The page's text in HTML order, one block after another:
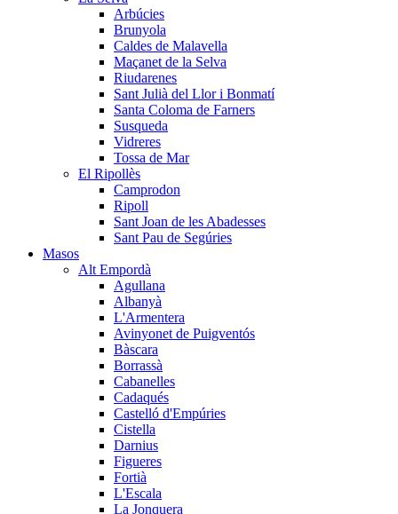
Arbúcies
Brunyola
Caldes de Malavella
Maçanet de la Selva
Riudarenes
Sant Julià del Llor i Bonmatí
Santa Coloma de Farners
Susqueda
Vidreres
Tossa de Mar
El Ripollès
Camprodon
Ripoll
Sant Joan de les Abadesses
Sant Pau de Segúries
Masos
Alt Empordà
Agullana
Albanyà
L'Armentera
Avinyonet de Puigventós
Bàscara
Borrassà
Cabanelles
Cadaqués
Castelló d'Empúries
Cistella
Darnius
Figueres
Fortià
L'Escala
La Jonquera